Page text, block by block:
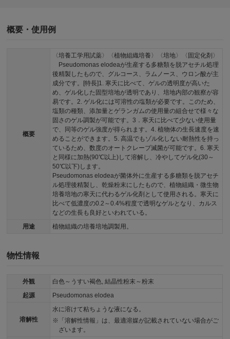
概要・使用例
概要
〈培養工学用試薬〉〈植物組織培養〉〈培地〉〈固定化剤〉
Pseudomonas elodeaが生産する多糖類を脱アセチル処理
後精製したもので、グルコース、ラムノース、ウロン酸が主
成分です。[特長]1. 寒天に比べて、ゲルの透明度が高いた
め、ゲル化した固型培地が透明であり、培地内部の観察が容
易です。2. ゲル化には可溶性の塩類が必要です。このため、
塩類の種類、添加量とゲランガムの使用量の組合せで様々な
固さのゲル調製が可能です。3．寒天に比べて少ない使用量
で、同等のゲル強度が得られます。4. 植物体の生長速度を速
めることができます。5. 高温でもゾル化しない耐熱性を持っ
ているため、数度のオートクレーブ滅菌が可能です。6. 寒天
と同様に加熱(90℃以上)して溶解し、冷やしてゲル化(30～
50℃以下)します。
Pseudomonas elodeaが菌体外に生産する多糖類を脱アセチ
ル処理後精製し、乾燥粉末にしたもので、植物組織・微生物
培養培地の寒天に代わるゲル化剤として使用される。寒天に
比べて低濃度の0.2～0.4%程度で透明なゲルとなり、カルス
などの生長も良好といわれている。
用途
植物組織の培養培地調製用。
物性情報
外観
白色～うすい褐色, 結晶性粉末～粉末
起源
Pseudomonas elodea
溶解性
水に溶けて粘ちょうな液になる。
「溶解性情報」は、最適溶媒が記載されていない場合がご
ざいます。